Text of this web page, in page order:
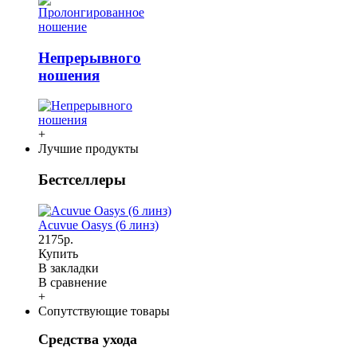
Непрерывного
ношения
+
Лучшие продукты
Бестселлеры
Acuvue Oasys (6 линз)
2175р.
Купить
В закладки
В сравнение
+
Сопутствующие товары
Средства ухода